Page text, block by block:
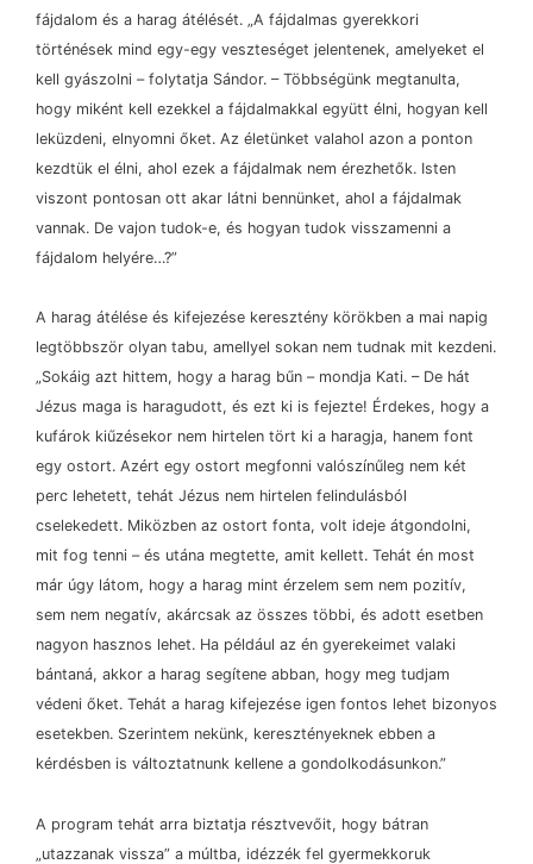
fájdalom és a harag átélését. „A fájdalmas gyerekkori
történések mind egy-egy veszteséget jelentenek, amelyeket el
kell gyászolni –folytatja Sándor. –Többségünk megtanulta,
hogy miként kell ezekkel a fájdalmakkal együtt élni, hogyan kell
leküzdeni, elnyomni őket. Az életünket valahol azon a ponton
kezdtük el élni, ahol ezek a fájdalmak nem érezhetők. Isten
viszont pontosan ott akar látni bennünket, ahol a fájdalmak
vannak. De vajon tudok-e, és hogyan tudok visszamenni a
fájdalom helyére…?”
A harag átélése és kifejezése keresztény körökben a mai napig
legtöbbször olyan tabu, amellyel sokan nem tudnak mit kezdeni.
„Sokáig azt hittem, hogy a harag bűn –mondja Kati. –De hát
Jézus maga is haragudott, és ezt ki is fejezte! Érdekes, hogy a
kufárok kiűzésekor nem hirtelen tört ki a haragja, hanem font
egy ostort. Azért egy ostort megfonni valószínűleg nem két
perc lehetett, tehát Jézus nem hirtelen felindulásból
cselekedett. Miközben az ostort fonta, volt ideje átgondolni,
mit fog tenni –és utána megtette, amit kellett. Tehát én most
már úgy látom, hogy a harag mint érzelem sem nem pozitív,
sem nem negatív, akárcsak az összes többi, és adott esetben
nagyon hasznos lehet. Ha például az én gyerekeimet valaki
bántaná, akkor a harag segítene abban, hogy meg tudjam
védeni őket. Tehát a harag kifejezése igen fontos lehet bizonyos
esetekben. Szerintem nekünk, keresztényeknek ebben a
kérdésben is változtatnunk kellene a gondolkodásunkon.”
A program tehát arra biztatja résztvevőit, hogy bátran
„utazzanak vissza” a múltba, idézzék fel gyermekkoruk